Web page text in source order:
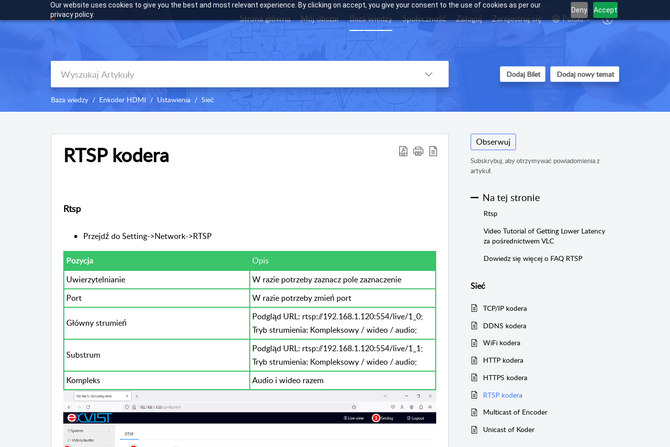
Our website uses cookies to give you the best and most relevant experience. By clicking on accept, you give your consent to the use of cookies as per our
privacy policy.
Deny Accept
Strona główna Mój obszar Baza wiedzy Społeczność Zaloguj Zarejestruj się Polski
Dodaj Bilet Dodaj nowy temat
Baza wiedzy Enkoder HDMI Ustawienia Sieć
RTSP kodera
Rtsp
Przejdź do Setting->Network->RTSP
Pozycja
Opis
Uwierzytelnianie
W razie potrzeby zaznacz pole zaznaczenie
Port
W razie potrzeby zmień port
Główny strumień
Podgląd URL: rtsp://192.168.1.120:554/live/1_0;
Tryb strumienia: Kompleksowy / wideo / audio;
Substrum
Podgląd URL: rtsp://192.168.1.120:554/live/1_1;
Tryb strumienia: Kompleksowy / wideo / audio;
Kompleks
Audio i wideo razem
Obserwuj
Subskrybuj, aby otrzymywać powiadomienia z
artykuł.
Na tej stronie
Rtsp
Video Tutorial of Getting Lower Latency
za pośrednictwem VLC
Dowiedz się więcej o FAQ RTSP
Sieć
TCP/IP kodera
DDNS kodera
WiFi kodera
HTTP kodera
HTTPS kodera
RTSP kodera
Multicast of Encoder
Unicast of Koder